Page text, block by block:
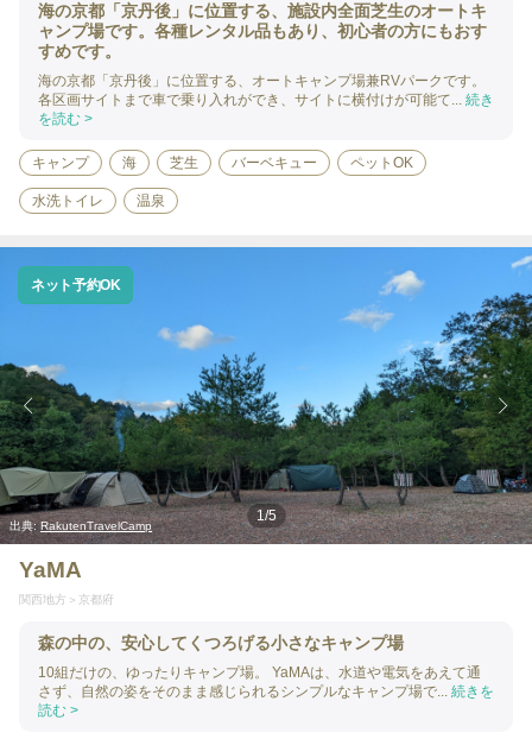
海の京都「京丹後」に位置する、施設内全面芝生のオートキ
ャンプ場です。各種レンタル品もあり、初心者の方にもおす
すめです。
海の京都「京丹後」に位置する、オートキャンプ場兼RVパークです。
各区画サイトまで車で乗り入れができ、サイトに横付けが可能て... 続き
を読む >
キャンプ 海 芝生 バーベキュー ペットOK
水洗トイレ 温泉
出典:RakutenTravelCamp
1/5
ネット予約OK
YaMA
関西地方 京都府
森の中の、安心してくつろげる小さなキャンプ場
10組だけの、ゆったりキャンプ場。 YaMAは、水道や電気をあえて通
さず、自然の姿をそのまま感じられるシンプルなキャンプ場で... 続きを
読む >